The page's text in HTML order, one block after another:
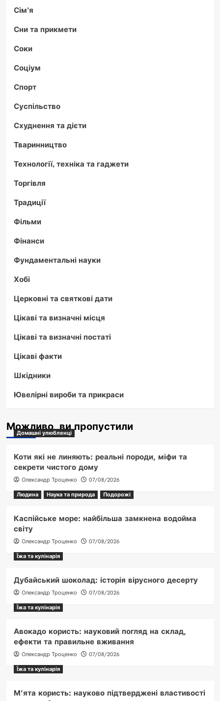
Сім'я
Сни та прикмети
Соки
Соціум
Спорт
Суспільство
Схуднення та дієти
Тваринництво
Технології, техніка та гаджети
Торгівля
Традиції
Фільми
Фінанси
Фундаментальні науки
Хобі
Церковні та святкові дати
Цікаві та визначні місця
Цікаві та визначні постаті
Цікаві факти
Шкідники
Ювелірні вироби та прикраси
Можливо, ви пропустили
Домашні улюбленці
Коти які не линяють: реальні породи, міфи та
секрети чистого дому
Олександр Троценко
07/08/2026
Людина
Наука та природа Подорожі
Каспійське море: найбільша замкнена водойма
світу
Олександр Троценко
07/08/2026
Їжа та кулінарія
Дубайський шоколад: історія вірусного десерту
Олександр Троценко
07/08/2026
Їжа та кулінарія
Авокадо користь: науковий погляд на склад,
ефекти та правильне вживання
Олександр Троценко
07/08/2026
Їжа та кулінарія
М’ята користь: науково підтверджені властивості